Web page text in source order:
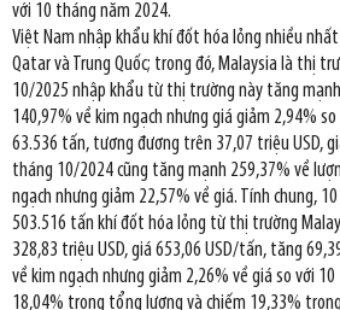
với 10 tháng năm 2024.
Việt Nam nhập khẩu khí đốt hóa lỏng nhiều
Qatar và Trung Quốc; trong đó, Malaysia là thị
10/2025 nhập khẩu từ thị trường này tăng
140,97% về kim ngạch nhưng giá giảm 2,94%
63.536 tấn, tương đương trên 37,07 triệu USD,
tháng 10/2024 cũng tăng mạnh 259,37% về
ngạch nhưng giảm 22,57% về giá. Tính chung,
503.516 tấn khí đốt hóa lỏng từ thị trường
328,83 triệu USD, giá 653,06 USD/tấn, tăng
về kim ngạch nhưng giảm 2,26% về giá so với
18,04% trong tổng lượng và chiếm 19,33%